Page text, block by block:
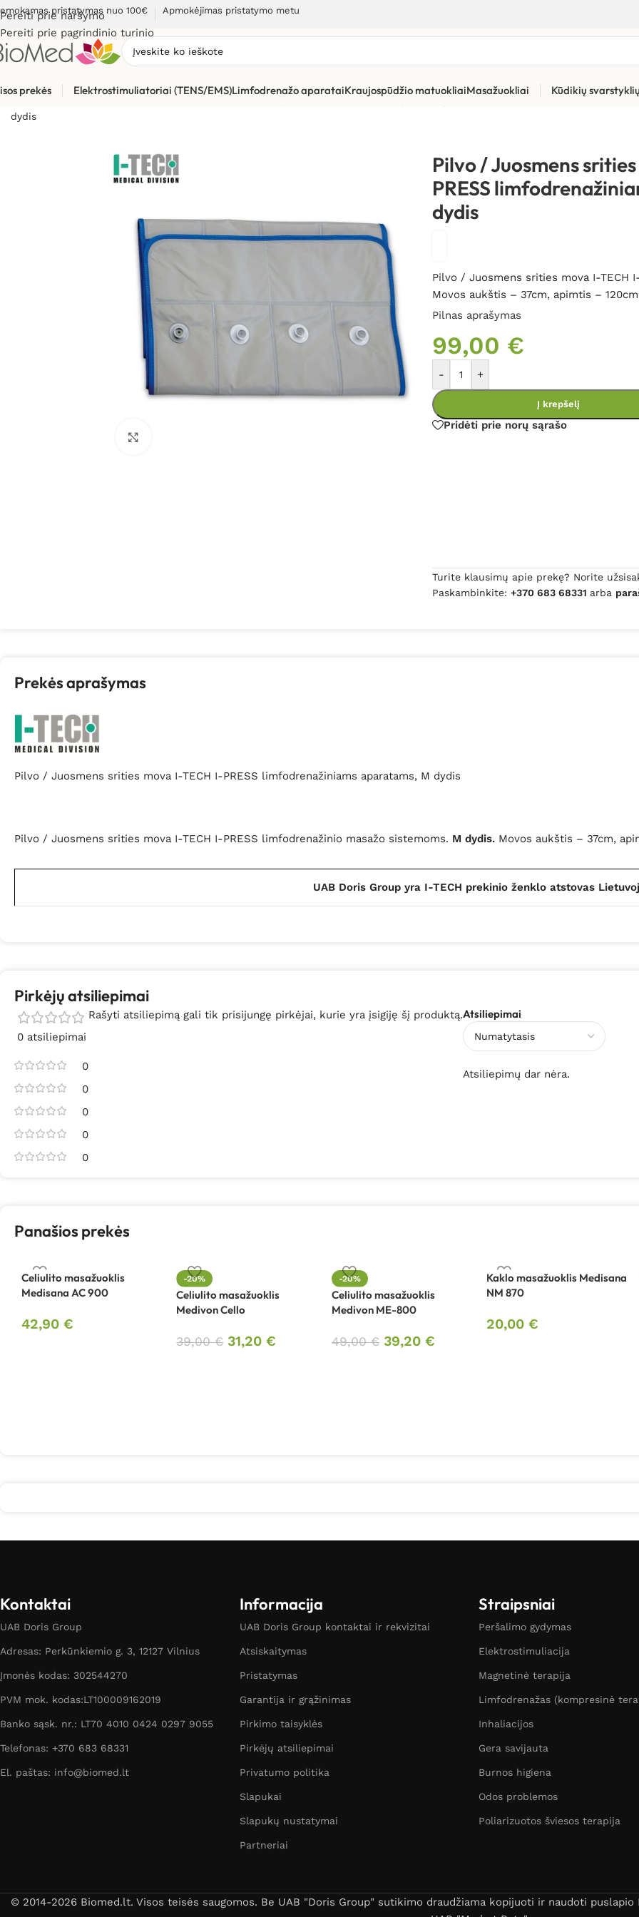
Pereiti prie naršymo
Pereiti prie pagrindinio turinio
pristatymas nuo 100€ Apmokėjimas pristatymo metu
prekės Elektrostimuliatoriai (TENS/EMS)Limfodrenažo aparataiKraujospūdžio matuokliaiMasažuokliai Kūdikių
Masažuokliai
Pilvo / Juosmens srities
dydis
Pilvo / Juosmens
PRESS
dydis
Pilvo / Juosmens srities mova I-TECH
Movos aukštis – 37cm, apimtis –
Pilnas aprašymas
99,00 €
- +
Į krepšelį
Pridėti prie norų sąrašo
Turite klausimų apie prekę? Norite
Paskambinkite:+370 683 68331 arba
Prekės aprašymas
Pilvo / Juosmens srities mova I-TECH I-PRESS limfodrenažiniams aparatams, M dydis
Pilvo / Juosmens srities mova I-TECH I-PRESS limfodrenažinio masažo sistemoms. M dydis. Movos aukštis – 37cm,
UAB Doris Group yra I-TECH prekinio ženklo atstovas
Pirkėjų atsiliepimai
0 atsiliepimai
0
0
0
0
0
Atsiliepimai
Atsiliepimų dar nėra.
Rašyti atsiliepimą gali tik prisijungę pirkėjai, kurie yra įsigiję šį produktą.
Panašios prekės
Celiulito masažuoklis
Medisana AC 900
42,90 €
-20%
Celiulito masažuoklis
Medivon Cello
39,00€ 31,20€
-20%
Celiulito masažuoklis
Medivon ME-800
49,00€ 39,20 €
Kaklo masažuoklis Medisana
NM 870
20,00 €
Kontaktai
UAB Doris Group
Adresas: Perkūnkiemio g. 3, 12127 Vilnius
Įmonės kodas: 302544270
PVM mok. kodas:LT100009162019
Banko sąsk. nr.: LT70 4010 0424 0297 9055
Telefonas: +370 683 68331
El. paštas: info@biomed.lt
Informacija
UAB Doris Group kontaktai ir rekvizitai
Atsiskaitymas
Pristatymas
Garantija ir grąžinimas
Pirkimo taisyklės
Pirkėjų atsiliepimai
Privatumo politika
Slapukai
Slapukų nustatymai
Partneriai
Straipsniai
Peršalimo gydymas
Elektrostimuliacija
Magnetinė terapija
Limfodrenažas (kompresinė
Inhaliacijos
Gera savijauta
Burnos higiena
Odos problemos
Poliarizuotos šviesos terapija
© 2014-2026 Biomed.lt. Visos teisės saugomos. Be UAB "Doris Group" sutikimo draudžiama kopijuoti ir naudoti